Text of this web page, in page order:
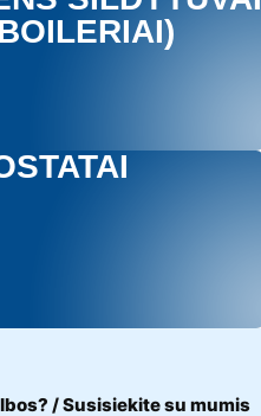
/ Susisiekite su mumis